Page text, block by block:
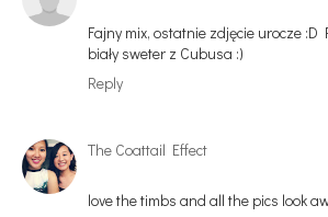
Fajny mix, ostatnie zdjęcie urocze :D
biały sweter z Cubusa :)
Reply
The Coattail Effect
love the timbs and all the pics look